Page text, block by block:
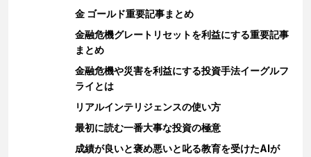
金 ゴールド重要記事まとめ
金融危機グレートリセットを利益にする重要記事
まとめ
金融危機や災害を利益にする投資手法イーグルフ
ライとは
リアルインテリジェンスの使い方
最初に読む一番大事な投資の極意
成績が良いと褒め悪いと叱る教育を受けたAIが